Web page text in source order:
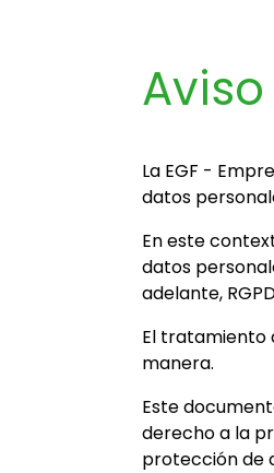
La EGF -
datos
En este
datos
adelante,
El tratamiento
manera.
Este
derecho a la
protección de